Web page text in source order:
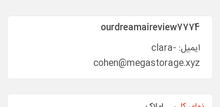
ourdreamaireview7774
ایمیل: clara-
cohen@megastorage.xyz